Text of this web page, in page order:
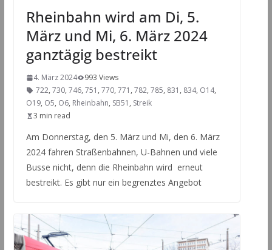
Rheinbahn wird am Di, 5.
März und Mi, 6. März 2024
ganztägig bestreikt
4. März 2024
993 Views
722, 730, 746, 751 , 770, 771 , 782, 785, 831 , 834, O14,
O19, O5, O6, Rheinbahn, SB51 , Streik
3 min read
Am Donnerstag, den 5. März und Mi, den 6. März
2024 fahren Straßenbahnen, U-Bahnen und viele
Busse nicht, denn die Rheinbahn wird erneut
bestreikt. Es gibt nur ein begrenztes Angebot